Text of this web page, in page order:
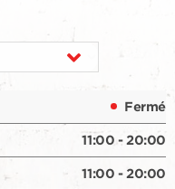
Fermé
11:00 - 20:00
11:00 - 20:00